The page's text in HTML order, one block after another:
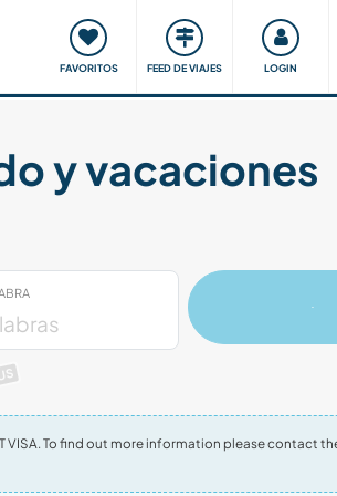
FAVORITOS FEED DE VIAJES LOGIN
y aprender Comunidad Nos
y vacaciones
VISA. To find out more information please contact